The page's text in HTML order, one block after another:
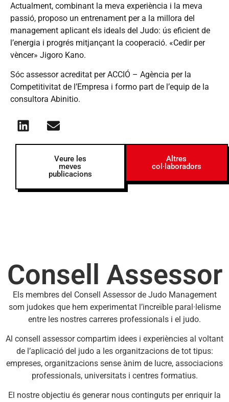
Actualment, combinant la meva experiència i la meva
passió, proposo un entrenament per a la millora del
management aplicant els ideals del Judo: ús eficient de
l’energia i progrés mitjançant la cooperació. «Cedir per
vèncer» Jigoro Kano.
Sóc assessor acreditat per ACCIÓ – Agència per la
Competitivitat de l’Empresa i formo part de l’equip de la
consultora Abinitio.
Veure les
meves
publicacions
Altres
col·laboradors
Consell Assessor
Els membres del Consell Assessor de Judo Management
som judokes que hem experimentat l’increïble paral·lelisme
entre les nostres carreres professionals i el judo.
Al consell assessor compartim idees i experiències al voltant
de l’aplicació del judo a les organitzacions de tot tipus:
empreses, organitzacions sense ànim de lucre, associacions
professionals, universitats i centres formatius.
El nostre objectiu és generar nous continguts per enriquir la